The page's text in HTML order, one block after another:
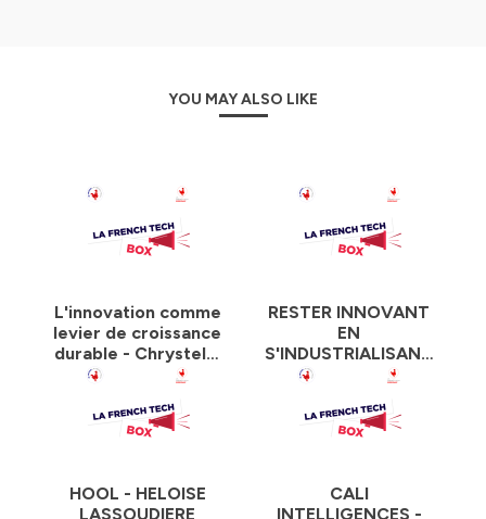
YOU MAY ALSO LIKE
L'innovation comme
levier de croissance
durable - Chrystelle
Boutillier et Damien
RESTER INNOVANT
EN
S'INDUSTRIALISANT
- THIBAULT
HOOL - HELOISE
LASSOUDIERE
CALI
INTELLIGENCES -